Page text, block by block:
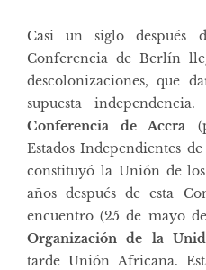
Casi un siglo después
Conferencia de Berlín
descolonizaciones, que
supuesta
Conferencia de Accra
Estados Independientes
constituyó la Unión de
años después de esta
encuentro (25 de mayo
Organización de la
tarde Unión Africana.